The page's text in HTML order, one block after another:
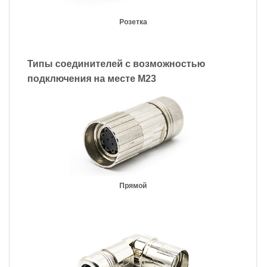
Розетка
Типы соединителей с возможностью
подключения на месте M23
Прямой